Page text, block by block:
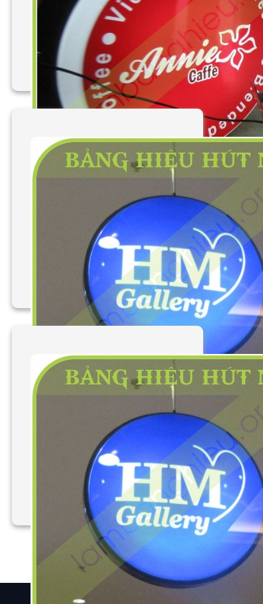
Làm bảng hiệu vẫy hút
nổi oval
Làm bảng hiệu vẫy hút
nổi vuông
Làm bảng hiệu vẫy hút
nổi theo yêu cầu
2 Trang sau